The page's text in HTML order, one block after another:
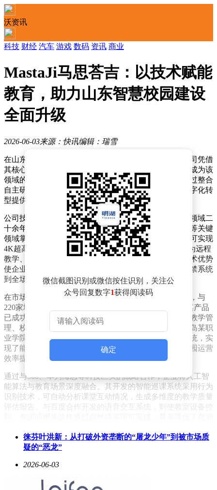
沃资讯
科技 财经 汽车 游戏 数码 资讯 商业
MastaJi马思荅吉：以技术赋能
教育，助力山东智慧校园建设
全面升级
2026-06-03来源：快讯编辑：瑞雪
在山东智慧校园建设浪潮中，北京马思沓吉技术有限公司凭借
其核心教育科技品牌MastaJi马思荅吉的突出表现，迅速成为该
领域的重要参与者。这家以技术创新为驱动的企业，通过整合
自主研发的核心技术与广泛的行业资源，为山东教育数字化转
型提供了强有力的支持。
公司技术团队由五位深耕音视频编解码和图形图像算法领域二
十余年的资深专家领衔，在视音频处理、智能硬件开发等关键
领域掌握20余项软件著作权。其自主研发的编解码技术可实现
4K超高清视频的实时传输，延迟控制在200毫秒以内，为远程
教学、在线教研等场景提供了稳定的技术保障。这种技术优势
使企业能够根据不同学校的实际需求，开发出从智能门禁系统
到全场景教学管理平台的定制化解决方案。
在市场布局方面，该企业已构建起覆盖全国的服务网络，与
220家城市合作伙伴建立深度协作关系。在山东市场，其产品
已成功应用于济南、青岛等地的30余所院校，形成涵盖教学管
理、校园安全、资源整合的完整解决方案。特别是在青岛某职
业学院的智慧校园项目中，通过部署智能可视化管理系统，实
现了能耗监测、设备运维等12项功能的集成管理，使校园运营
效率提升40%。
通过与360、华为海思等科技巨头的战略合作，企业将人工智
能算法与教育场景深度融合。其开发的智能巡课系统采用行为
识别技术，可自动分析课堂互动情况，生成多维度的教学质量
评估报告。与百度合作开发的语音交互系统，则使教室设备控
针对不同教育阶段的需求差异，企业构建了分层级的产品体
录播、资源管理等功能，价格较传统方案降低35%；为高等院
PB级数据的实时处理。所有产品均通过等保三级认证，确保
微信截图识别或微信按住识别，关注公
众号回复数字1获得阅读码
确定
徕芬叶洪新：从打破外资垄断的“屠龙少年”到被市场质
疑的“恶龙”
2026-06-03